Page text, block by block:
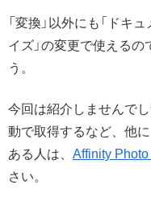
「変換」以外にも「ドキ
イズ」の変更で使える
う。
今回は紹介しませんで
動で取得するなど、他
ある人は、 Affinity
さい。